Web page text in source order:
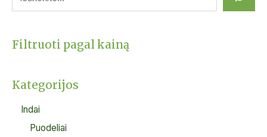
Filtruoti pagal kainą
Kategorijos
Indai
Puodeliai